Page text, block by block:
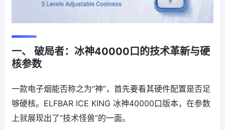
一、 破局者：冰神40000口的技术革新与硬
核参数
一款电子烟能否称之为“神”，首先要看其硬件配置是否足
够硬核。ELFBAR ICE KING 冰神40000口版本，在参数
上就展现出了“技术怪兽”的一面。